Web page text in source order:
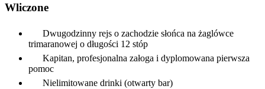
Wliczone
Dwugodzinny rejs o zachodzie słońca na żaglówce
trimaranowej o długości 12 stóp
Kapitan, profesjonalna załoga i dyplomowana pierwsza
pomoc
Nielimitowane drinki (otwarty bar)